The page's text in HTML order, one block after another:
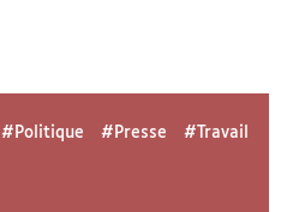
#Politique #Presse
#Travail